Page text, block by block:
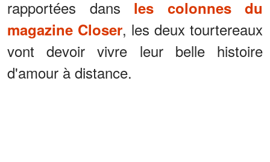
rapportées dans les colonnes du
magazine Closer, les deux tourtereaux
vont devoir vivre leur belle histoire
d'amour à distance.